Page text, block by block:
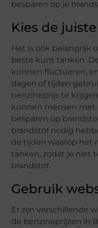
besparen op je
Kies de
Het is ook belangrijk
beste kunt tanken.
kunnen fluctueren,
dagen of tijden
benzineprijs te
kunnen mensen met
besparen op
brandstof nodig
de tijden waarop het
tanken, zodat je niet
brandstof.
Gebruik
Er zijn verschillende
de benzineprijzen in